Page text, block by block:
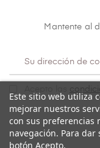
Mantente al
Este sitio web utiliza
mejorar nuestros
con sus preferencias
navegación. Para
botón Acepto.